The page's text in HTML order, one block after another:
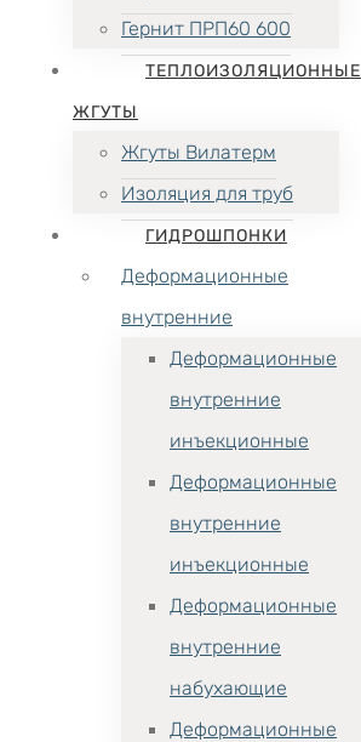
Гернит ПРП60 600
ТЕПЛОИЗОЛЯЦИОННЫЕ
ЖГУТЫ
Жгуты Вилатерм
Изоляция для труб
ГИДРОШПОНКИ
Деформационные
внутренние
Деформационные
внутренние
инъекционные
Деформационные
внутренние
инъекционные
Деформационные
внутренние
набухающие
Деформационные